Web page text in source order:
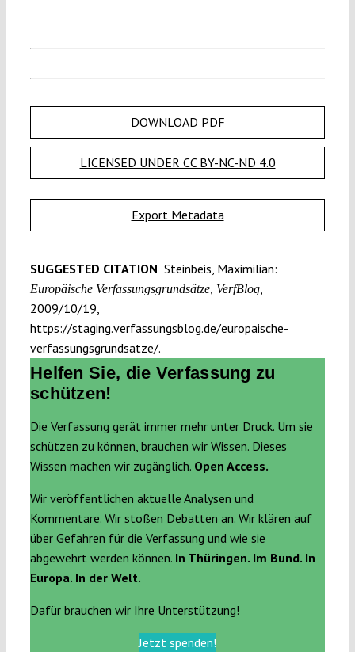
DOWNLOAD PDF
LICENSED UNDER CC BY-NC-ND 4.0
Export Metadata
SUGGESTED CITATION Steinbeis, Maximilian:
Europäische Verfassungsgrundsätze, VerfBlog,
2009/10/19,
https://staging.verfassungsblog.de/europaische-
verfassungsgrundsatze/.
Helfen Sie, die Verfassung zu
schützen!
Die Verfassung gerät immer mehr unter Druck. Um sie
schützen zu können, brauchen wir Wissen. Dieses
Wissen machen wir zugänglich. Open Access.
Wir veröffentlichen aktuelle Analysen und
Kommentare. Wir stoßen Debatten an. Wir klären auf
über Gefahren für die Verfassung und wie sie
abgewehrt werden können. In Thüringen. Im Bund. In
Europa. In der Welt.
Dafür brauchen wir Ihre Unterstützung!
Jetzt spenden!